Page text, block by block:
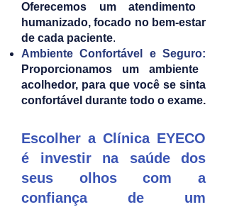
Oferecemos um atendimento
humanizado, focado no bem-estar
de cada paciente.
Ambiente Confortável e Seguro:
Proporcionamos um ambiente
acolhedor, para que você se sinta
confortável durante todo o exame.
Escolher a Clínica EYECO
é investir na saúde dos
seus olhos com a
confiança de um